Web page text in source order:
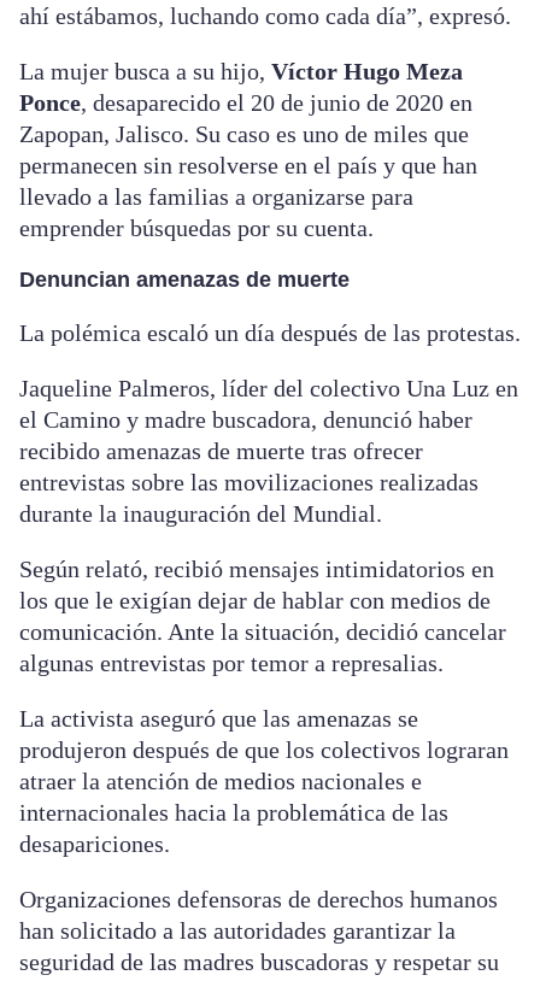
ahí estábamos, luchando como cada día”, expresó.
La mujer busca a su hijo, Víctor Hugo Meza
Ponce, desaparecido el 20 de junio de 2020 en
Zapopan, Jalisco. Su caso es uno de miles que
permanecen sin resolverse en el país y que han
llevado a las familias a organizarse para
emprender búsquedas por su cuenta.
Denuncian amenazas de muerte
La polémica escaló un día después de las protestas.
Jaqueline Palmeros, líder del colectivo Una Luz en
el Camino y madre buscadora, denunció haber
recibido amenazas de muerte tras ofrecer
entrevistas sobre las movilizaciones realizadas
durante la inauguración del Mundial.
Según relató, recibió mensajes intimidatorios en
los que le exigían dejar de hablar con medios de
comunicación. Ante la situación, decidió cancelar
algunas entrevistas por temor a represalias.
La activista aseguró que las amenazas se
produjeron después de que los colectivos lograran
atraer la atención de medios nacionales e
internacionales hacia la problemática de las
desapariciones.
Organizaciones defensoras de derechos humanos
han solicitado a las autoridades garantizar la
seguridad de las madres buscadoras y respetar su